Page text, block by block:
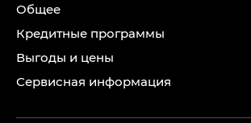
Общее
Кредитные программы
Выгоды и цены
Сервисная информация